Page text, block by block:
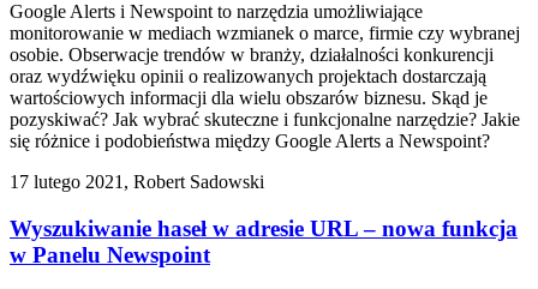
Google Alerts i Newspoint to narzędzia umożliwiające
monitorowanie w mediach wzmianek o marce, firmie czy wybranej
osobie. Obserwacje trendów w branży, działalności konkurencji
oraz wydźwięku opinii o realizowanych projektach dostarczają
wartościowych informacji dla wielu obszarów biznesu. Skąd je
pozyskiwać? Jak wybrać skuteczne i funkcjonalne narzędzie? Jakie
się różnice i podobieństwa między Google Alerts a Newspoint?
17 lutego 2021, Robert Sadowski
Wyszukiwanie haseł w adresie URL – nowa funkcja
w Panelu Newspoint